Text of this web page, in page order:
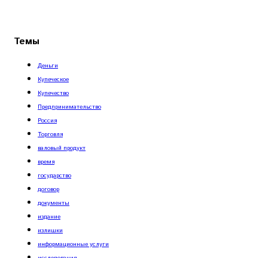
Темы
Деньги
Купеческое
Купечество
Предпринимательство
Россия
Торговля
валовый продукт
время
государство
договор
документы
издание
излишки
информационные услуги